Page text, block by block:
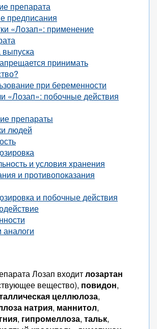
препарата
предписания
«Лозап»: применение
принимать
при беременности
«Лозап»: побочные действия
препараты
людей
и условия хранения
и противопоказания
и побочные действия
Лозап входитлозартан
вещество), повидон,
целлюлоза,
натрия, маннитол,
, гипромеллоза, тальк,